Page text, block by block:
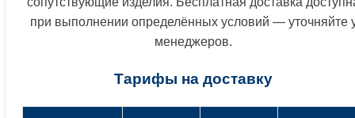
при выполнении определённых условий — уточняйте
менеджеров.
Тарифы на доставку